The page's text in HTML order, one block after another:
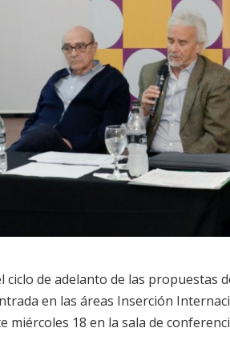
ciclo de adelanto de las propuestas
en las áreas Inserción
miércoles 18 en la sala de